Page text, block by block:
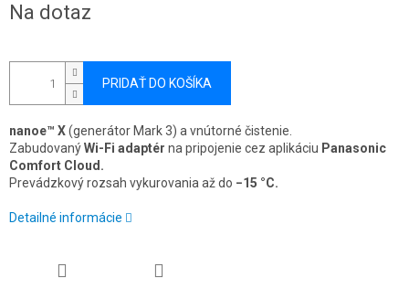
cena:
Na dotaz
PRIDAŤ DO KOŠÍKA
nanoe™ X(generátor Mark 3) a vnútorné čistenie.
ZabudovanýWi-Fi adaptér na pripojenie cez aplikáciu Panasonic
Comfort Cloud.
Prevádzkový rozsah vykurovania až do −15 °C.
Detailné informácie